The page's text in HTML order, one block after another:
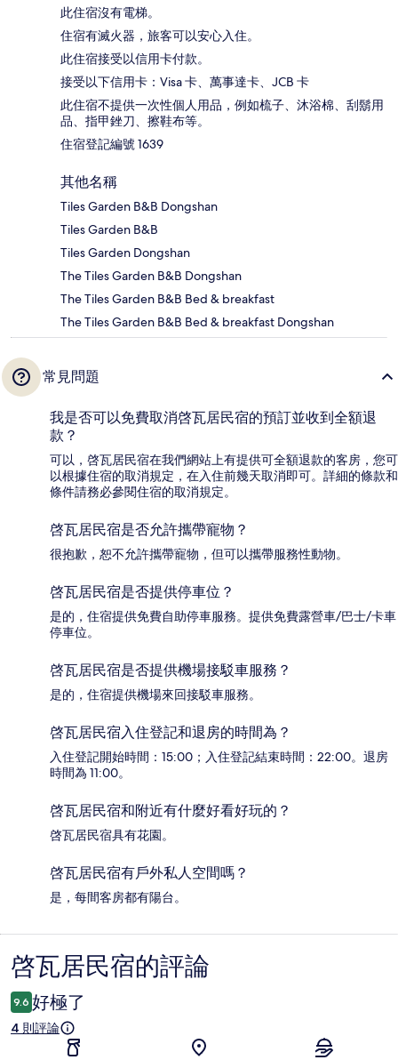
此住宿沒有電梯。
住宿有滅火器，旅客可以安心入住。
此住宿接受以信用卡付款。
接受以下信用卡：Visa 卡、萬事達卡、JCB 卡
此住宿不提供一次性個人用品，例如梳子、沐浴棉、刮鬍用
品、指甲銼刀、擦鞋布等。
住宿登記編號 1639
其他名稱
Tiles Garden B&B Dongshan
Tiles Garden B&B
Tiles Garden Dongshan
The Tiles Garden B&B Dongshan
The Tiles Garden B&B Bed & breakfast
The Tiles Garden B&B Bed & breakfast Dongshan
常見問題
我是否可以免費取消啓瓦居民宿的預訂並收到全額退
款？
可以，啓瓦居民宿在我們網站上有提供可全額退款的客房，您可
以根據住宿的取消規定，在入住前幾天取消即可。詳細的條款和
條件請務必參閱住宿的取消規定。
啓瓦居民宿是否允許攜帶寵物？
很抱歉，恕不允許攜帶寵物，但可以攜帶服務性動物。
啓瓦居民宿是否提供停車位？
是的，住宿提供免費自助停車服務。提供免費露營車/巴士/卡車
停車位。
啓瓦居民宿是否提供機場接駁車服務？
是的，住宿提供機場來回接駁車服務。
啓瓦居民宿入住登記和退房的時間為？
入住登記開始時間：15:00；入住登記結束時間：22:00。退房
時間為 11:00。
啓瓦居民宿和附近有什麼好看好玩的？
啓瓦居民宿具有花園。
啓瓦居民宿有戶外私人空間嗎？
是，每間客房都有陽台。
評
論
啓瓦居民宿的評論
9.6 好極了
4 則評論